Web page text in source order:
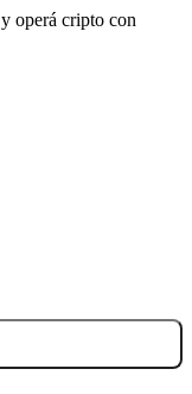
operá cripto con